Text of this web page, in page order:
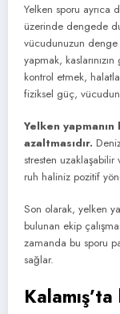
Yelken sporu ayrıca
üzerinde dengede
vücudunuzun denge
yapmak,
kontrol etmek,
fiziksel güç,
Yelken
azaltmasıdır.
stresten
ruh haliniz pozitif
Son olarak, yelken
bulunan ekip
zamanda bu sporu
sağlar.